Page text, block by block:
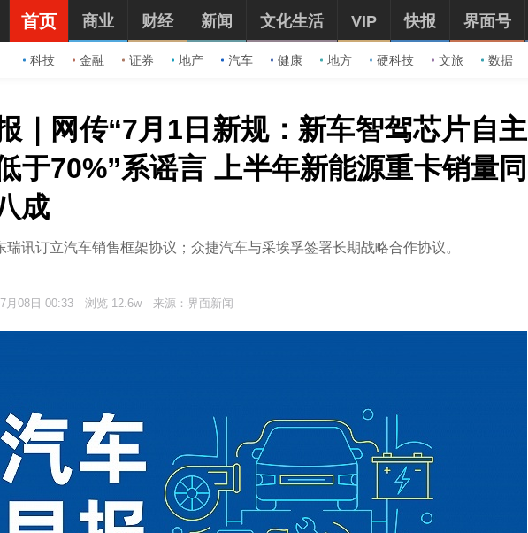
首页
科技 金融 证券 地产 汽车 健康 地方 硬科技 文旅 数据
商业 财经 新闻 文化生活 VIP 快报 界面号
｜网传“7月1日新规：新车智驾芯片自主
于70%”系谣言 上半年新能源重卡销量同
成
瑞讯订立汽车销售框架协议；众捷汽车与采埃孚签署长期战略合作协议。
月08日 00:33 浏览 12.6w 来源：界面新闻